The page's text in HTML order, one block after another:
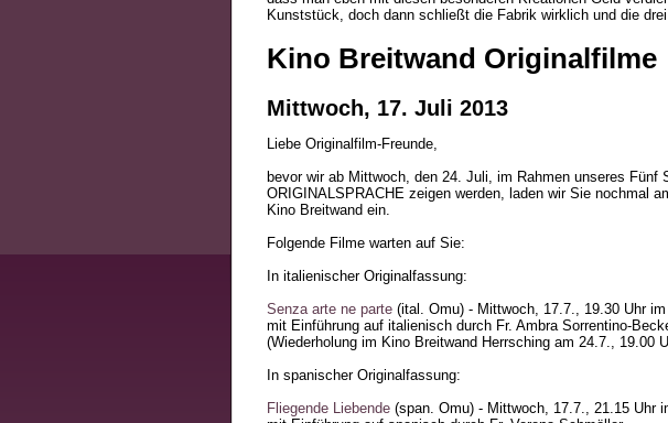
Kunststück, doch dann schließt die Fabrik wirklich und die
Kino Breitwand Originalfilme
Mittwoch, 17. Juli 2013
Liebe Originalfilm-Freunde,
bevor wir ab Mittwoch, den 24. Juli, im Rahmen unseres
ORIGINALSPRACHE zeigen werden, laden wir Sie nochmal
Kino Breitwand ein.
Folgende Filme warten auf Sie:
In italienischer Originalfassung:
Senza arte ne parte (ital. Omu) - Mittwoch, 17.7., 19.30 Uhr
mit Einführung auf italienisch durch Fr. Ambra Sorrentino-
(Wiederholung im Kino Breitwand Herrsching am 24.7., 19.00
In spanischer Originalfassung:
Fliegende Liebende (span. Omu) - Mittwoch, 17.7., 21.15 Uhr